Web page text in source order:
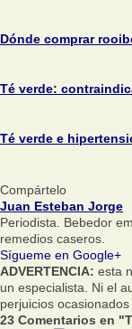
Dónde comprar
Té verde:
Té verde e
Compártelo
Juan Esteban Jorge
Periodista. Bebedor
remedios caseros.
Sígueme en Google+
ADVERTENCIA: esta
un especialista. Ni el
perjuicios
23 Comentarios en